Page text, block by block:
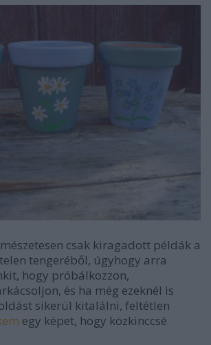
csak kiragadott példák a
tengeréből, úgyhogy arra
hogy próbálkozzon,
és ha még ezeknél is
sikerül kitalálni, feltétlen
egy képet, hogy közkinccsé